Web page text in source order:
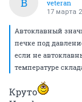
veteran
17 марта
Автоклавный
печке под
если не
температуре
Круто